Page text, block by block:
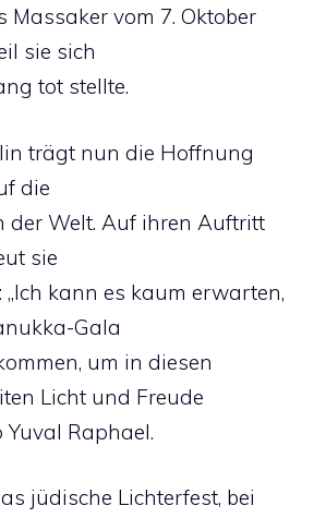
Massaker vom 7. Oktober
sie sich
tot stellte.
trägt nun die Hoffnung
die
der Welt. Auf ihren Auftritt
sie
„Ich kann es kaum erwarten,
Gala
um in diesen
Licht und Freude
Yuval Raphael.
jüdische Lichterfest, bei